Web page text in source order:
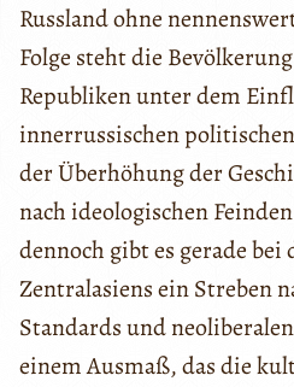
Russland ohne
Folge steht die
Republiken unter dem
innerrussischen
der Überhöhung der
nach ideologischen
dennoch gibt es gerade bei
Zentralasiens ein Streben
Standards und
einem Ausmaß, das die